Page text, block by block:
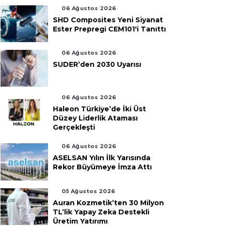
06 Ağustos 2026
SHD Composites Yeni Siyanat
Ester Prepregi CEM101'i Tanıttı
06 Ağustos 2026
SUDER’den 2030 Uyarısı
06 Ağustos 2026
Haleon Türkiye’de İki Üst
Düzey Liderlik Ataması
Gerçekleşti
06 Ağustos 2026
ASELSAN Yılın İlk Yarısında
Rekor Büyümeye İmza Attı
05 Ağustos 2026
Auran Kozmetik’ten 30 Milyon
TL’lik Yapay Zeka Destekli
Üretim Yatırımı